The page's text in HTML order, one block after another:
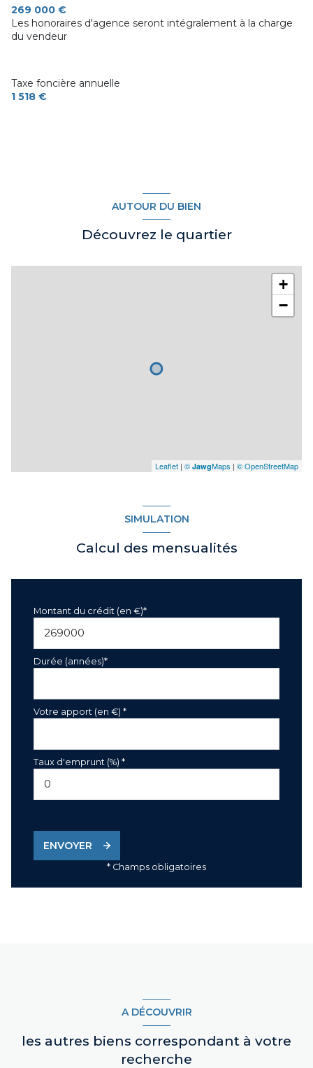
1 garage(s)
exposition Est-Ouest
269 000 €
Les honoraires d'agence seront intégralement à la charge
du vendeur
Taxe foncière annuelle
1 518 €
AUTOUR DU BIEN
Découvrez le quartier
+
−
Leaflet | © JawgMaps | © OpenStreetMap
SIMULATION
Calcul des mensualités
Montant du crédit (en €)*
Durée (années)*
Votre apport (en €) *
Taux d'emprunt (%) *
ENVOYER
* Champs obligatoires
A DÉCOUVRIR
les autres biens correspondant à votre
recherche